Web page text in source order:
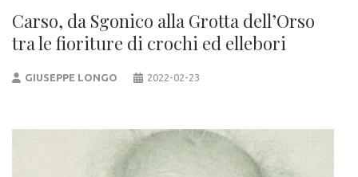
Carso, da Sgonico alla Grotta dell’Orso
tra le fioriture di crochi ed ellebori
GIUSEPPE LONGO 2022-02-23